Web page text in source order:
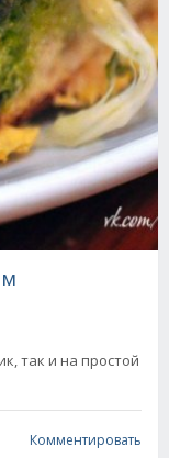
так и на простой
Комментировать